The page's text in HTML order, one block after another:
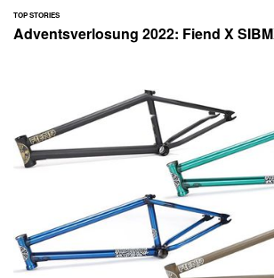
TOP STORIES
Adventsverlosung 2022: Fiend X